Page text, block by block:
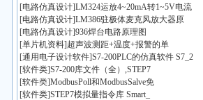
[电路仿真设计]LM324运放4~20mA转1~5V电流
[电路仿真设计]LM386驻极体麦克风放大器原
[电路仿真设计]936焊台电路原理图
[单片机资料]超声波测距+温度+报警的单
[通用电子设计软件]S7-200PLC的仿真软件 S7_2
[软件类]S7-200库文件（全）,STEP7
[软件类]ModbusPoll和ModbusSalve免
[软件类]STEP7模拟量指令库 Smart_